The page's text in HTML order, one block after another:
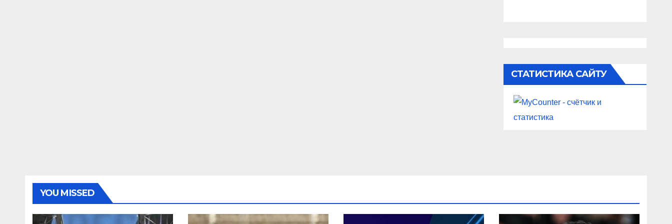
СТАТИСТИКА САЙТУ
YOU MISSED